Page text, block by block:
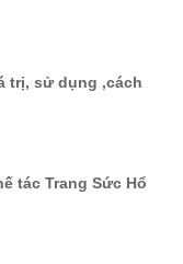
trị, sử dụng ,cách
tác Trang Sức Hổ